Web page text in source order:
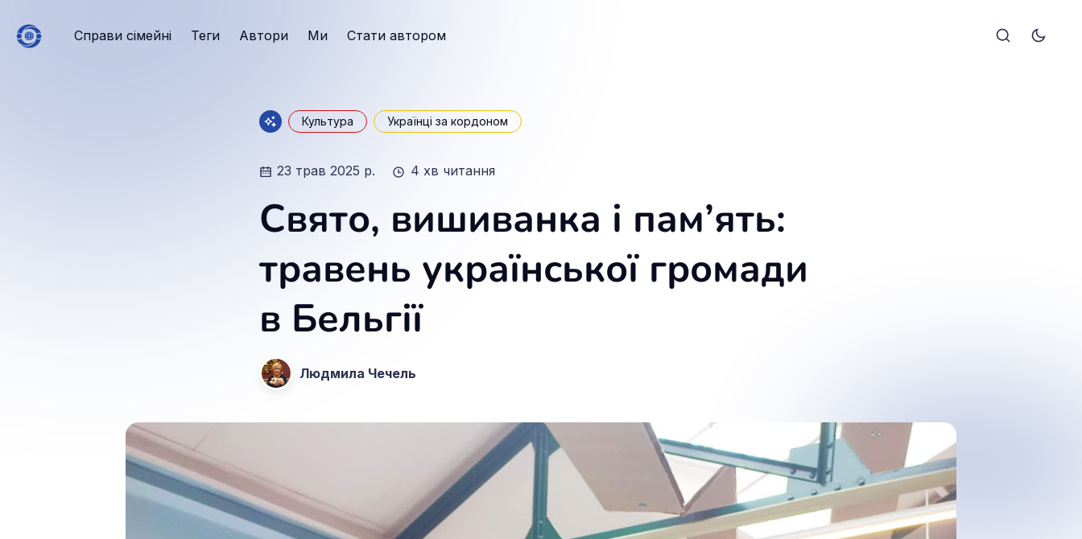
Справи сімейні Теги Автори Ми Стати автором
Культура Українці за кордоном
23 трав 2025 р. 4 хв читання
Свято, вишиванка і пам’ять:
травень української громади
в Бельгії
Людмила Чечель